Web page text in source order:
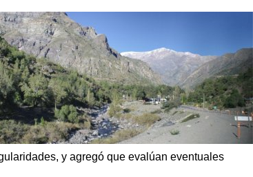
y agregó que evalúan eventuales